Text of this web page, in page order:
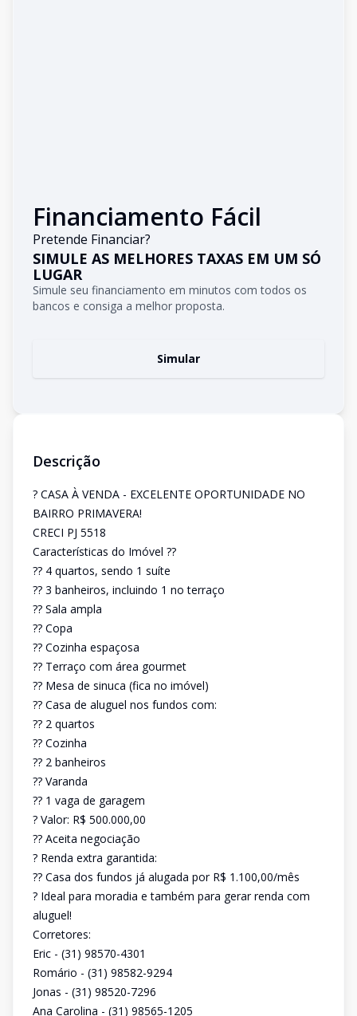
Financiamento Fácil
Pretende Financiar?
SIMULE AS MELHORES TAXAS EM UM SÓ
LUGAR
Simule seu financiamento em minutos com todos os
bancos e consiga a melhor proposta.
Simular
Descrição
? CASA À VENDA - EXCELENTE OPORTUNIDADE NO
BAIRRO PRIMAVERA!
CRECI PJ 5518
Características do Imóvel ??
?? 4 quartos, sendo 1 suíte
?? 3 banheiros, incluindo 1 no terraço
?? Sala ampla
?? Copa
?? Cozinha espaçosa
?? Terraço com área gourmet
?? Mesa de sinuca (fica no imóvel)
?? Casa de aluguel nos fundos com:
?? 2 quartos
?? Cozinha
?? 2 banheiros
?? Varanda
?? 1 vaga de garagem
? Valor: R$ 500.000,00
?? Aceita negociação
? Renda extra garantida:
?? Casa dos fundos já alugada por R$ 1.100,00/mês
? Ideal para moradia e também para gerar renda com
aluguel!
Corretores:
Eric - (31) 98570-4301
Romário - (31) 98582-9294
Jonas - (31) 98520-7296
Ana Carolina - (31) 98565-1205